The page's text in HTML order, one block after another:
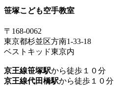
笹塚こども空手教室
〒168-0062
東京都杉並区方南1-33-18
ベストキッド東京内
京王線笹塚駅から徒歩１０分
京王線代田橋駅から徒歩１０分